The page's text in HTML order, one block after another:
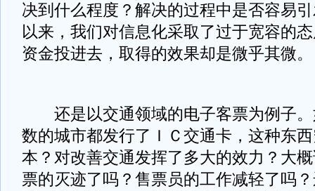
决到什么程度？解决的过程中是否容易
以来，我们对信息化采取了过于宽容的
资金投进去，取得的效果却是微乎其微。
还是以交通领域的电子客票为例子。
数的城市都发行了ＩＣ交通卡，这种东
本？对改善交通发挥了多大的效力？大
票的灭迹了吗？售票员的工作减轻了吗